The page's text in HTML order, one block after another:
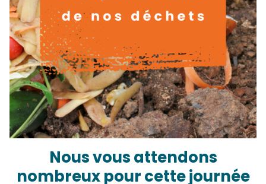
Nous vous attendons
nombreux pour cette journée